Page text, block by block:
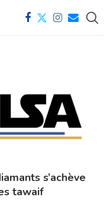
s’achève
tawaif